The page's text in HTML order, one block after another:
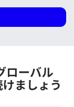
ローバル
ましょう